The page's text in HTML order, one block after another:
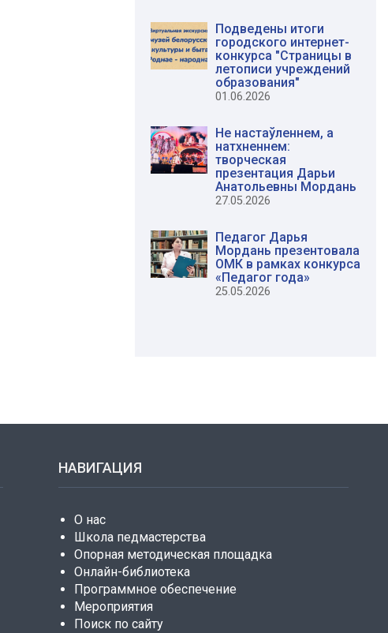
Подведены итоги
городского интернет-
конкурса "Страницы в
летописи учреждений
образования"
01.06.2026
Не настаўленнем, а
натхненнем:
творческая
презентация Дарьи
Анатольевны Мордань
27.05.2026
Педагог Дарья
Мордань презентовала
ОМК в рамках конкурса
«Педагог года»
25.05.2026
НАВИГАЦИЯ
О нас
Школа педмастерства
Опорная методическая площадка
Онлайн-библиотека
Программное обеспечение
Мероприятия
Поиск по сайту